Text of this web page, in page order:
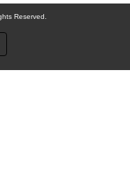
Reserved.